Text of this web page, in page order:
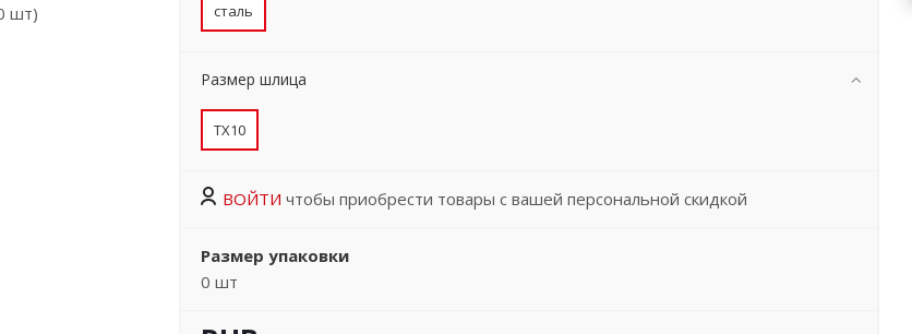
сталь
Размер шлица
TX10
ВОЙТИ чтобы приобрести товары с вашей персональной скидкой
Размер упаковки
0 шт
шт)